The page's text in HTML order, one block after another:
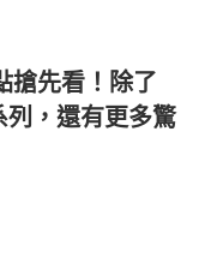
搶先看！除了
，還有更多驚